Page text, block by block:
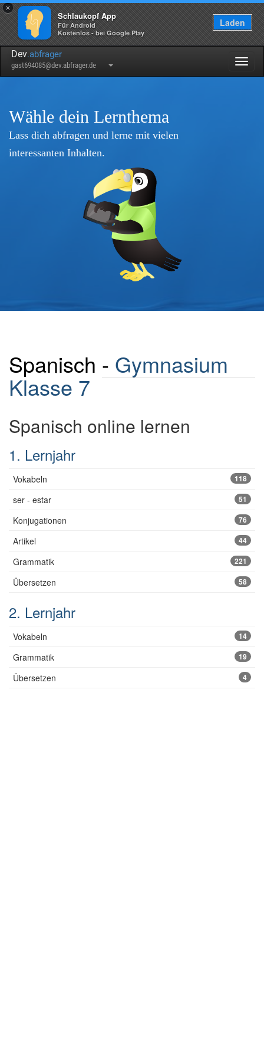
×
Schlaukopf App
Für Android
Kostenlos - bei Google Play
Laden
Dev.abfrager
gast694085@dev.abfrager.de
Wähle dein Lernthema
Lass dich abfragen und lerne mit vielen
interessanten Inhalten.
Spanisch - Gymnasium
Klasse 7
Spanisch online lernen
1. Lernjahr
Vokabeln 118
ser - estar 51
Konjugationen 76
Artikel 44
Grammatik 221
Übersetzen 58
2. Lernjahr
Vokabeln 14
Grammatik 19
Übersetzen 4